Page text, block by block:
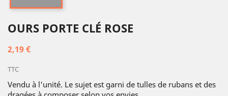
OURS PORTE CLÉ ROSE
2,19 €
TTC
Vendu à l'unité. Le sujet est garni de tulles de rubans et des